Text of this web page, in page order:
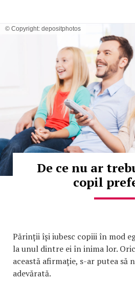
© Copyright: depositphotos
De ce nu ar
copil
Părinții își iubesc copiii în mod
la unul dintre ei în inima lor.
această afirmație, s-ar putea să
adevărată.